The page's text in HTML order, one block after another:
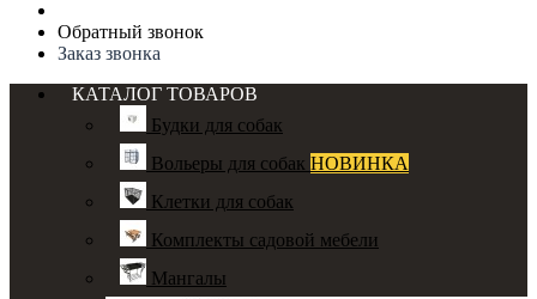
Обратный звонок
Заказ звонка
КАТАЛОГ ТОВАРОВ
Будки для собак
Вольеры для собак НОВИНКА
Клетки для собак
Комплекты садовой мебели
Мангалы